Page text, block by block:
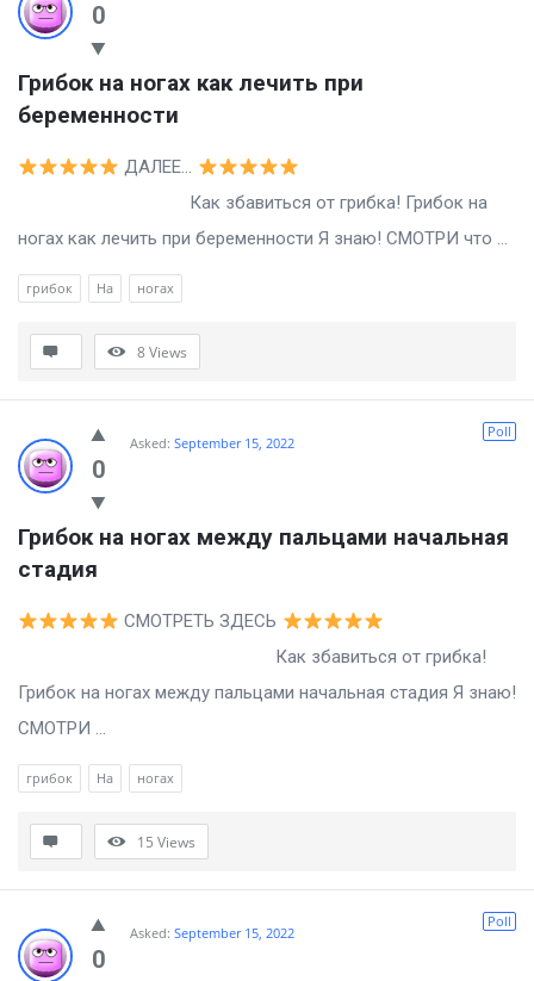
0
Грибок на ногах как лечить при
беременности
ДАЛЕЕ…
Как збавиться от грибка! Грибок на
ногах как лечить при беременности Я знаю! СМОТРИ что ...
грибок На ногах
8Views
0
Poll
Asked: September 15, 2022
Грибок на ногах между пальцами начальная
стадия
СМОТРЕТЬ ЗДЕСЬ
Как збавиться от грибка!
Грибок на ногах между пальцами начальная стадия Я знаю!
СМОТРИ ...
грибок На ногах
15 Views
0
Poll
Asked: September 15, 2022